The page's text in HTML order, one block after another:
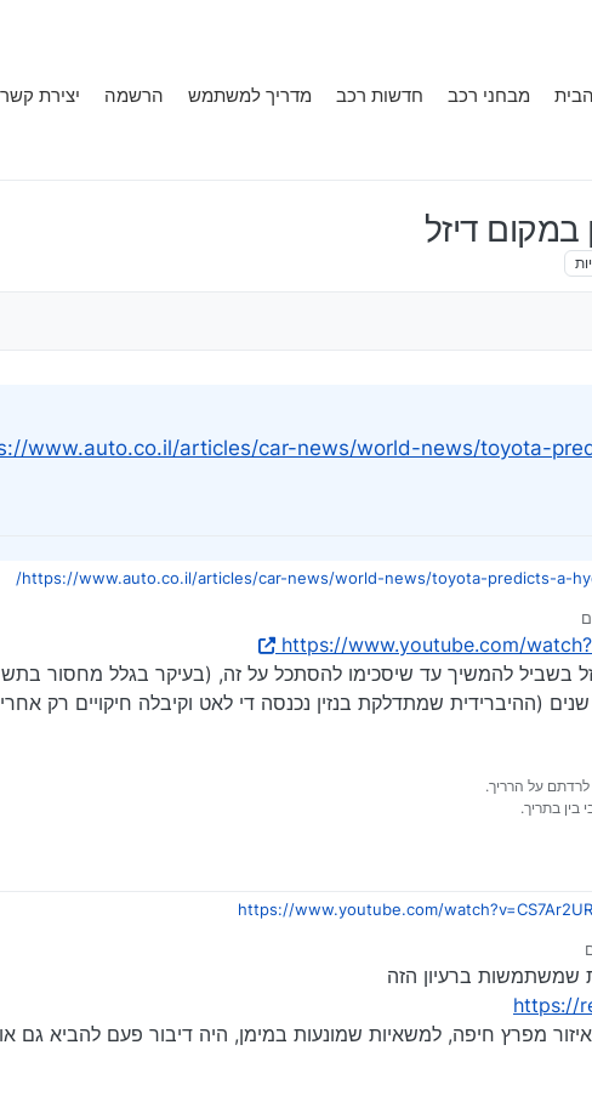
מבחני רכב חדשות רכב מדריך למשתמש הרשמה יצירת קשר
דיזל
www.auto.co.il/articles/car-news/world-news/toyota-
https://www.auto.co.il/articles/car-news/world-news/toyota-predicts-a-
ידי
https://www.youtube.com/
בשביל להמשיך עד שיסכימו להסתכל על זה, (בעיקר בגלל מחסור
לרדתם על הרריך.
בין בתריך.
https://www.youtube.com/
ידי
שמשתמשות ברעיון הזה
https://
מפרץ חיפה, למשאיות שמונעות במימן, היה דיבור פעם להביא גם